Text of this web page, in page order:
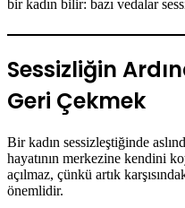
bir kadın bilir: bazı vedalar
Sessizliğin
Geri Çekmek
Bir kadın sessizleştiğinde
hayatının merkezine kendini
açılmaz, çünkü artık
önemlidir.